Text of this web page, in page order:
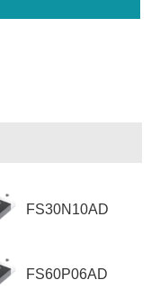
FS30N10AD
FS60P06AD